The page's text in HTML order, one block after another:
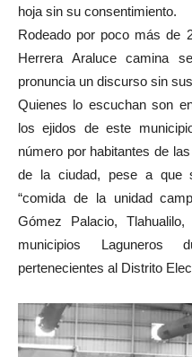
hoja sin su consentimiento.
Rodeado por poco más de
Herrera Araluce camina
pronuncia un discurso sin
Quienes lo escuchan son
los ejidos de este
número por habitantes de
de la ciudad, pese a que
“comida de la unidad
Gómez Palacio,
municipios Laguneros
pertenecientes al Distrito